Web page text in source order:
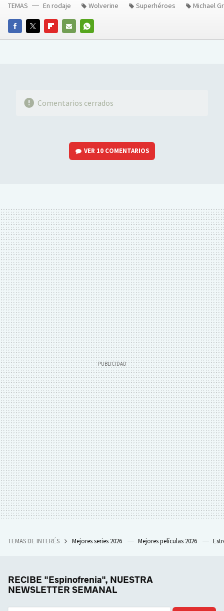
FACEBOOKTWITTERFLIPBOARD
E-
WHATSAPP
TEMAS En rodaje Wolverine Superhéroes Michael
Comentarios cerrados
VER 10 COMENTARIOS
TEMAS DE INTERÉS Mejores series 2026 Mejores películas 2026
RECIBE "Espinofrenia", NUESTRA
NEWSLETTER SEMANAL